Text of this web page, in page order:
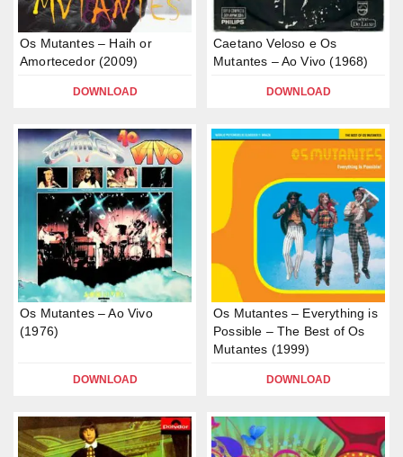
Os Mutantes – Haih or
Amortecedor (2009)
DOWNLOAD
Caetano Veloso e Os
Mutantes – Ao Vivo (1968)
DOWNLOAD
Os Mutantes – Ao Vivo
(1976)
DOWNLOAD
Os Mutantes – Everything is
Possible – The Best of Os
Mutantes (1999)
DOWNLOAD